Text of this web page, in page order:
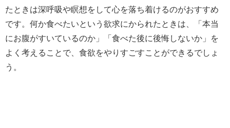
たときは深呼吸や瞑想をして心を落ち着けるのがおすすめ
です。何か食べたいという欲求にかられたときは、「本当
にお腹がすいているのか」「食べた後に後悔しないか」を
よく考えることで、食欲をやりすごすことができるでしょ
う。